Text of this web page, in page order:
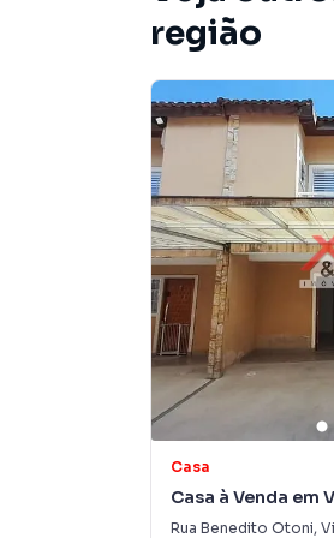
Agende já sua visita
Casa para Venda em
procurava ou deseja
pelo telefone (11)
A Imobiliária Xavier
sobrados, terrenos,
construção ou
encontra milhares
Negocie seu imóvel
Brito você consegue
a praticidade de
inovadoras para
Anuncie seu imóvel!
região
Casa
Casa à Venda em
Rua Benedito Otoni,